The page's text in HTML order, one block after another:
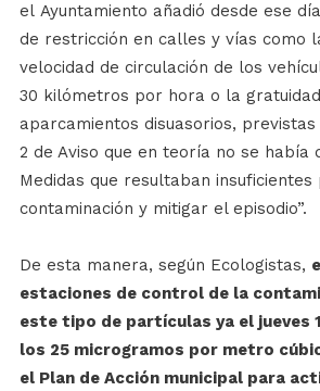
el Ayuntamiento añadió desde ese
de restricción en calles y vías como
velocidad de circulación de los
30 kilómetros por hora o la
aparcamientos disuasorios,
2 de Aviso que en teoría no se había
Medidas que resultaban
contaminación y mitigar el episodio”.
De esta manera, según Ecologistas,
estaciones de control de la
este tipo de partículas ya el jueves
los 25 microgramos por metro
el Plan de Acción municipal para